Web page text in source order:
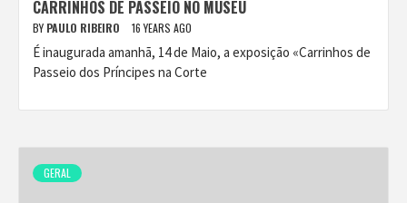
CARRINHOS DE PASSEIO NO MUSEU
BY PAULO RIBEIRO 16 YEARS AGO
É inaugurada amanhã, 14 de Maio, a exposição «Carrinhos de
Passeio dos Príncipes na Corte
GERAL